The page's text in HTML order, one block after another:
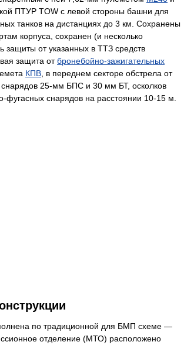
ПТУР TOW с левой стороны башни для
танков на дистанциях до 3 км. Сохранены
корпуса, сохранен (и несколько
защиты от указанных в ТТЗ средств
защита отбронебойно-зажигательных
КПВ , в переднем секторе обстрела от
25-мм БПС и 30 мм БТ, осколков
фугасных снарядов на расстоянии 10-15 м.
по традиционной для БМП схеме —
отделение (МТО) расположено